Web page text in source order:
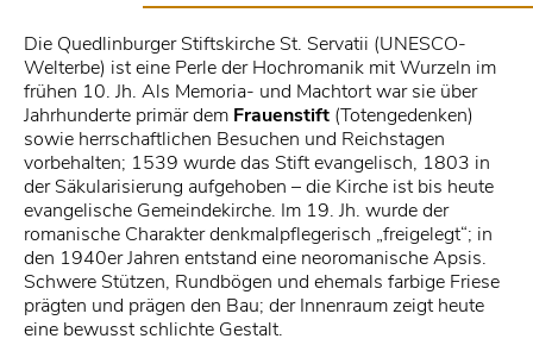
Die Quedlinburger Stiftskirche St. Servatii (UNESCO-
Welterbe) ist eine Perle der Hochromanik mit Wurzeln im
frühen 10. Jh. Als Memoria- und Machtort war sie über
Jahrhunderte primär dem Frauenstift (Totengedenken)
sowie herrschaftlichen Besuchen und Reichstagen
vorbehalten; 1539 wurde das Stift evangelisch, 1803 in
der Säkularisierung aufgehoben – die Kirche ist bis heute
evangelische Gemeindekirche. Im 19. Jh. wurde der
romanische Charakter denkmalpflegerisch „freigelegt“; in
den 1940er Jahren entstand eine neoromanische Apsis.
Schwere Stützen, Rundbögen und ehemals farbige Friese
prägten und prägen den Bau; der Innenraum zeigt heute
eine bewusst schlichte Gestalt.